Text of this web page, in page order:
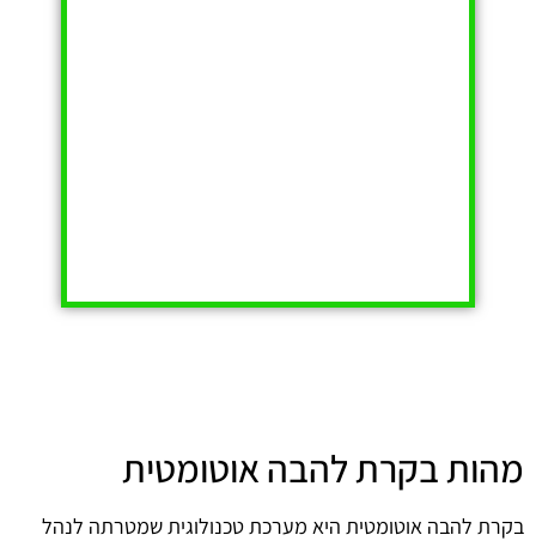
מהות בקרת להבה אוטומטית
בקרת להבה אוטומטית היא מערכת טכנולוגית שמטרתה לנהל